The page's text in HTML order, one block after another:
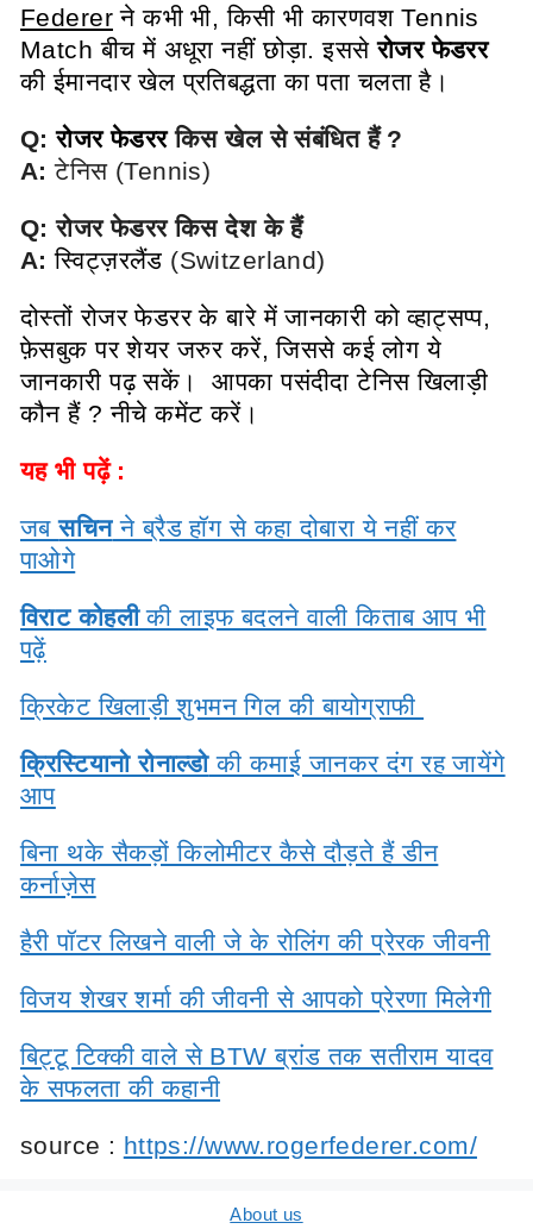
Federerने कभी भी, किसी भी कारणवश Tennis
Match बीच में अधूरा नहीं छोड़ा. इससेरोजर फेडरर
की ईमानदार खेल प्रतिबद्धता का पता चलता है।
Q:रोजर फेडररकिस खेल से संबंधित हैं ?
A:टेनिस (Tennis)
Q: रोजर फेडरर किस देश के हैं
A:स्विट्ज़रलैंड (Switzerland)
दोस्तों रोजर फेडरर के बारे में जानकारी को व्हाट्सप्प,
फ़ेसबुक पर शेयर जरुर करें, जिससे कई लोग ये
जानकारी पढ़ सकें। आपका पसंदीदा टेनिस खिलाड़ी
कौन हैं ? नीचे कमेंट करें।
यह भी पढ़ें :
जबसचिनने ब्रैड हॉग से कहा दोबारा ये नहीं कर
पाओगे
विराट कोहलीकी लाइफ बदलने वाली किताब आप भी
पढ़ें
क्रिकेट खिलाड़ी शुभमन गिल की बायोग्राफी
क्रिस्टियानो रोनाल्डोकी कमाई जानकर दंग रह जायेंगे
आप
बिना थके सैकड़ों किलोमीटर कैसे दौड़ते हैं डीन
कर्नाज़ेस
हैरी पॉटर लिखने वाली जे के रोलिंग की प्रेरक जीवनी
विजय शेखर शर्मा की जीवनी से आपको प्रेरणा मिलेगी
बिट्टू टिक्की वाले से BTW ब्रांड तक सतीराम यादव
के सफलता की कहानी
source : https://www.rogerfederer.com/
About us